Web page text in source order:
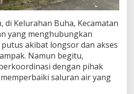
di Kelurahan Buha, Kecamatan
yang menghubungkan
akibat longsor dan akses
Namun begitu,
dengan pihak
saluran air yang